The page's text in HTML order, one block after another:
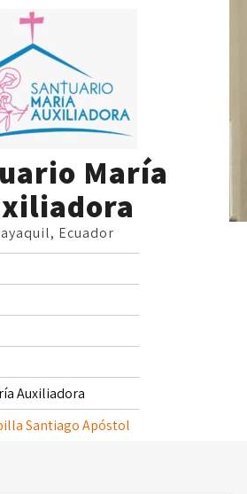
María
Ecuador
Auxiliadora
Santiago Apóstol